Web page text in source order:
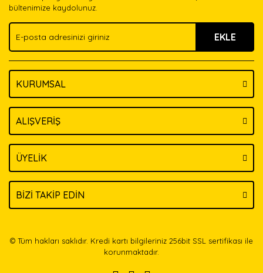
Ürün bilgilerinde hatalar bulunuyor.
Ürün fiyatı diğer sitelerden daha pahalı.
Bu ürüne benzer farklı alternatifler olmalı.
bültenimize kaydolunuz.
EKLE
KURUMSAL
ALIŞVERİŞ
ÜYELİK
BİZİ TAKİP EDİN
© Tüm hakları saklıdır. Kredi kartı bilgileriniz 256bit SSL sertifikası ile
korunmaktadır.